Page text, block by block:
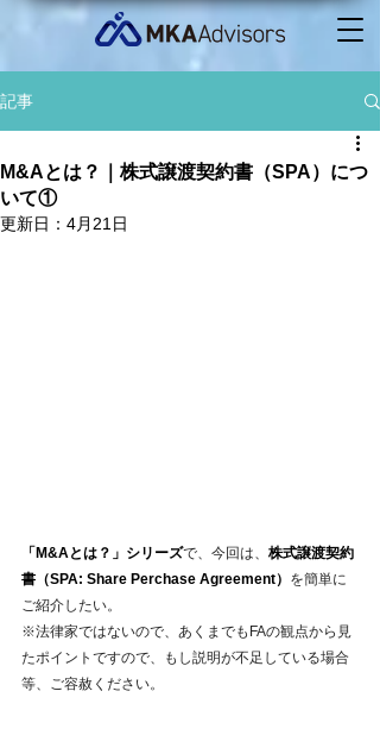
記事
M&Aとは？｜株式譲渡契約書（SPA）につ
いて①
更新日： 4月21日
「M&Aとは？」シリーズで、今回は、 株式譲渡契約
書（SPA: Share Perchase Agreement） を簡単に
ご紹介したい。
※法律家ではないので、あくまでもFAの観点から見
たポイントですので、もし説明が不足している場合
等、ご容赦ください。